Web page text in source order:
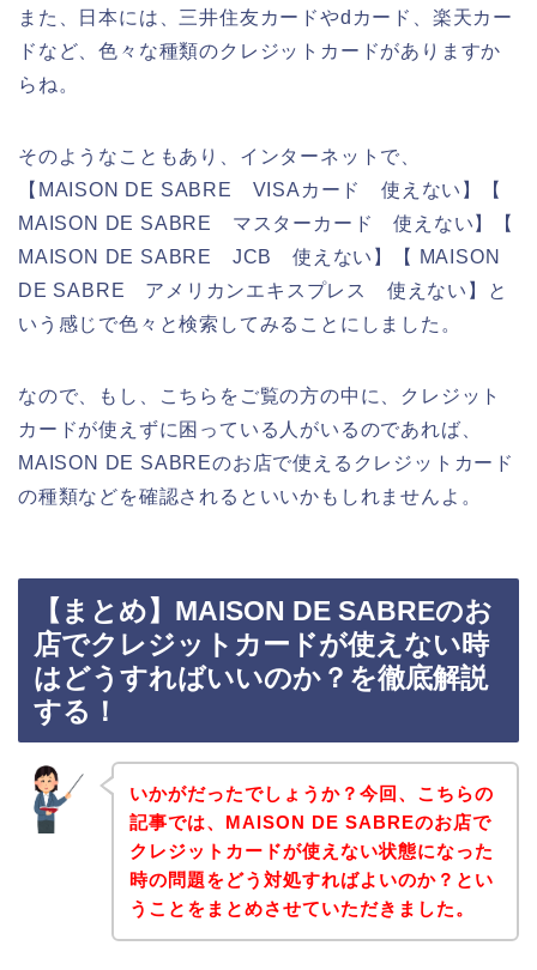
また、日本には、三井住友カードやdカード、楽天カー
ドなど、色々な種類のクレジットカードがありますか
らね。
そのようなこともあり、インターネットで、
【MAISON DE SABRE VISAカード 使えない】【
MAISON DE SABRE マスターカード 使えない】【
MAISON DE SABRE JCB 使えない】【 MAISON
DE SABRE アメリカンエキスプレス 使えない】と
いう感じで色々と検索してみることにしました。
なので、もし、こちらをご覧の方の中に、クレジット
カードが使えずに困っている人がいるのであれば、
MAISON DE SABREのお店で使えるクレジットカード
の種類などを確認されるといいかもしれませんよ。
【まとめ】MAISON DE SABREのお
店でクレジットカードが使えない時
はどうすればいいのか？を徹底解説
する！
いかがだったでしょうか？今回、こちらの
記事では、MAISON DE SABREのお店で
クレジットカードが使えない状態になった
時の問題をどう対処すればよいのか？とい
うことをまとめさせていただきました。